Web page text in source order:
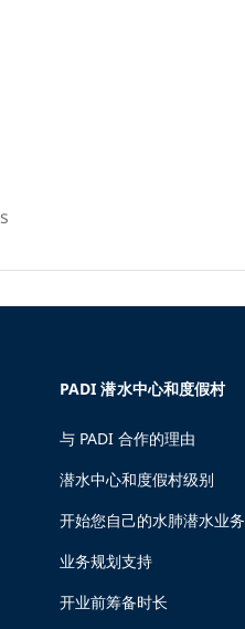
PADI 潜水中心和度假村
与 PADI 合作的理由
潜水中心和度假村级别
开始您自己的水肺潜水业务
业务规划支持
开业前筹备时长